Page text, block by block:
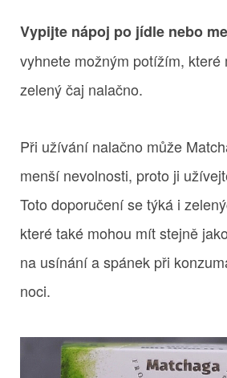
Vypijte nápoj po jídle nebo
vyhnete možným potížím, které
zelený čaj nalačno.
Při užívání nalačno může
menší nevolnosti, proto ji
Toto doporučení se týká i
které také mohou mít stejně
na usínání a spánek při
noci.